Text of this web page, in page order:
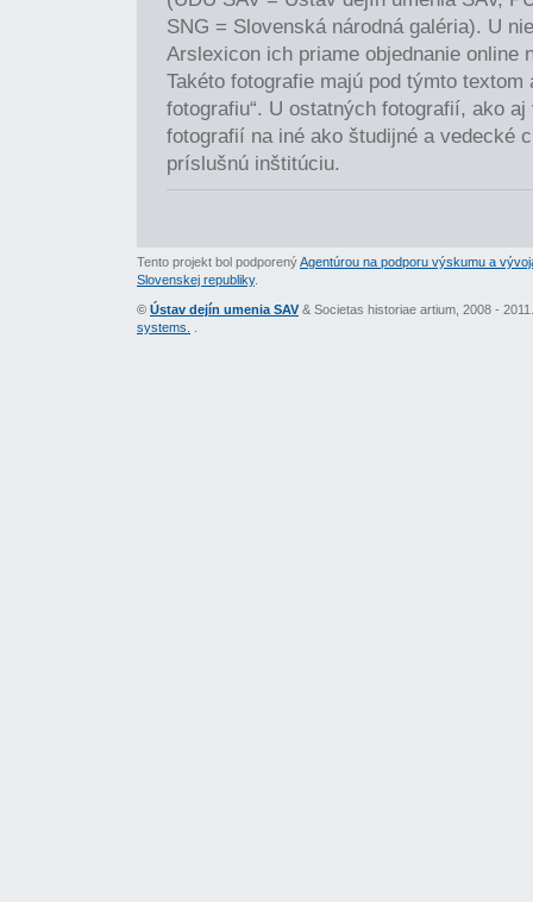
SNG = Slovenská národná galéria). U
Arslexicon ich priame objednanie online
Takéto fotografie majú pod týmto
fotografiu“. U ostatných fotografií, ako
fotografií na iné ako študijné a vedecké
príslušnú inštitúciu.
Tento projekt bol podporenýAgentúrou na podporu výskumu a
Slovenskej republiky.
© Ústav dejín umenia SAV & Societas historiae artium, 2008 -
systems.